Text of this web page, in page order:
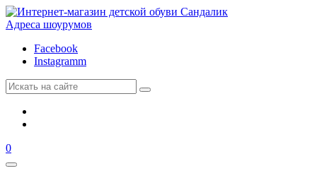
Адреса шоурумов
Facebook
Instagramm
0